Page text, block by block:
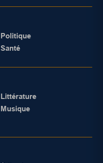
Politique
Santé
Littérature
Musique